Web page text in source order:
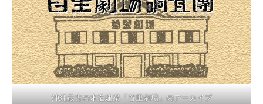
沖縄最古の木造建築「首里劇場」のアーカイブ